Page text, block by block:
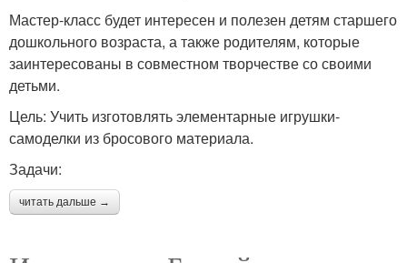
Мастер-класс будет интересен и полезен детям старшего
дошкольного возраста, а также родителям, которые
заинтересованы в совместном творчестве со своими
детьми.
Цель: Учить изготовлять элементарные игрушки-
самоделки из бросового материала.
Задачи:
читать дальше →